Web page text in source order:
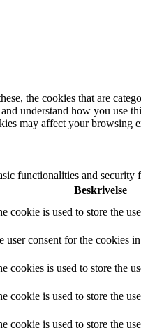
the cookies that are
understand how you use
may affect your browsing
functionalities and security
Beskrivelse
is used to store the
consent for the cookies
is used to store the
is used to store the
is used to store the